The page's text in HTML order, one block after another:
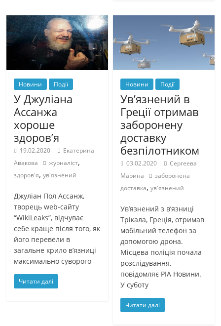
Новини Події
У Джуліана
Ассанжа
хороше
здоров’я
19.02.2020
Екатерина
Авакова
журналіст,
здоров'я,ув'язнений
Джуліан Пол Ассанж,
творець web-сайту
“WikiLeaks”, відчуває
себе краще після того, як
його перевели в
загальне крило в’язниці
максимально суворого
Читати далі
Новини Події
Ув’язнений в
Греції отримав
заборонену
доставку
безпілотником
03.02.2020
Сергеева
Марина
заборонена
доставка,ув'язнений
Ув’язнений з в’язниці
Трікала, Греція, отримав
мобільний телефон за
допомогою дрона.
Місцева поліція почала
розслідування,
повідомляє РІА Новини.
У суботу
Читати далі